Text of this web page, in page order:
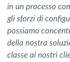
in un processo
gli sforzi di
possiamo
della nostra
classe ai nostri